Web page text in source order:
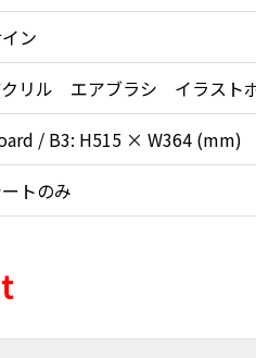
ン
リル エアブラシ イラスト
/ B3: H515 × W364 (mm)
トのみ